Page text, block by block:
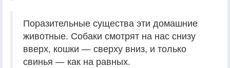
Поразительные существа эти домашние
животные. Собаки смотрят на нас снизу
вверх, кошки — сверху вниз, и только
свинья — как на равных.